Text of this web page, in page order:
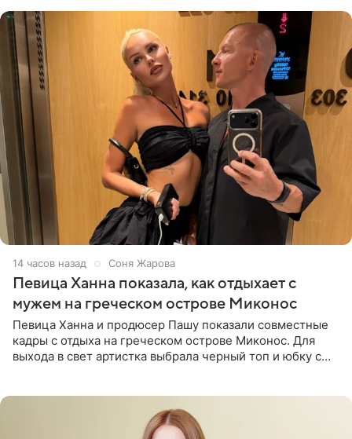
14 часов назад Соня Жарова
Певица Ханна показала, как отдыхает с
мужем на греческом острове Миконос
Певица Ханна и продюсер Пашу показали совместные
кадры с отдыха на греческом острове Миконос. Для
выхода в свет артистка выбрала черный топ и юбку с